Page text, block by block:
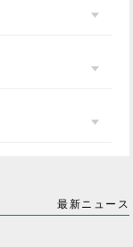
最新ニュース